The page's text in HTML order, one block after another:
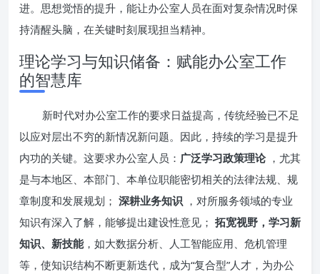
进。思想觉悟的提升，能让办公室人员在面对复杂情况时保
持清醒头脑，在关键时刻展现担当精神。
理论学习与知识储备：赋能办公室工作
的智慧库
新时代对办公室工作的要求日益提高，传统经验已不足
以应对层出不穷的新情况新问题。因此，持续的学习是提升
内功的关键。这要求办公室人员： 广泛学习政策理论 ，尤其
是与本地区、本部门、本单位职能密切相关的法律法规、规
章制度和发展规划； 深耕业务知识 ，对所服务领域的专业
知识有深入了解，能够提出建设性意见； 拓宽视野，学习新
知识、新技能，如大数据分析、人工智能应用、危机管理
等，使知识结构不断更新迭代，成为“复合型”人才，为办公